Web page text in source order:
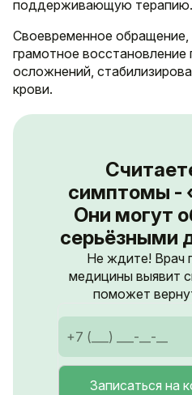
поддерживающую терапию.
Своевременное обращение,
грамотное
осложнений,
крови.
симптомы -
Они могут
серьёзными
Не ждите! Врач
медицины выявит
поможет